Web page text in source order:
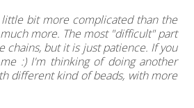
little bit more complicated than the
more. The most "difficult" part
chains, but it is just patience. If you
:) I'm thinking of doing another
different kind of beads, with more